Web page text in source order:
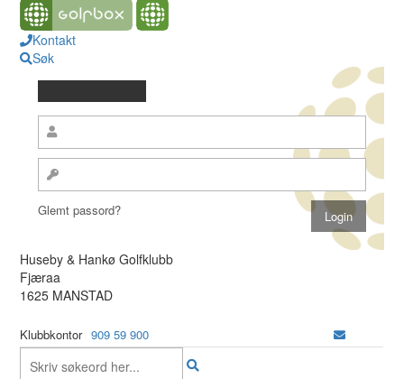
Kontakt
Søk
Glemt passord?
Huseby & Hankø Golfklubb
Fjæraa
1625 MANSTAD
Klubbkontor 909 59 900